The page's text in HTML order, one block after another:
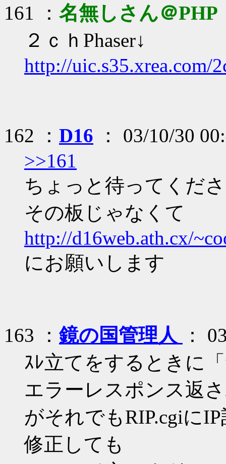
161 ： 名無しさん＠PHP
２ｃｈPhaser↓
http://uic.s35.xrea.com/
162 ： D16 ： 03/10/30
>>161
ちょっと待ってくだ
その板じゃなくて
http://d16web.ath.cx/
にお願いします
163 ：鏡の国管理人
：
ｽﾚ立てをするときに
エラーレスポンス返
がそれでもRIP.cgiに
修正しても